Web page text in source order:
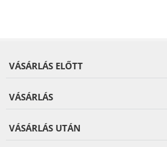
VÁSÁRLÁS ELŐTT
VÁSÁRLÁS
VÁSÁRLÁS UTÁN